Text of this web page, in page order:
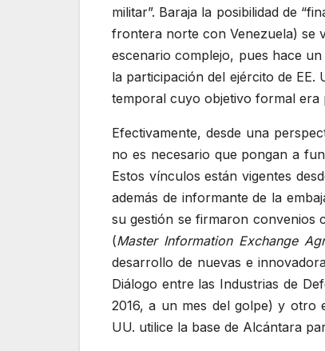
militar”. Baraja la posibilidad de
frontera norte con Venezuela) se
escenario complejo, pues hace
la participación del ejército de
temporal cuyo objetivo formal era
Efectivamente, desde una
no es necesario que pongan a
Estos vínculos están vigentes
además de informante de la
su gestión se firmaron convenios
(Master Information Exchange
desarrollo de nuevas e
Diálogo entre las Industrias de
2016, a un mes del golpe) y otro
UU. utilice la base de Alcántara